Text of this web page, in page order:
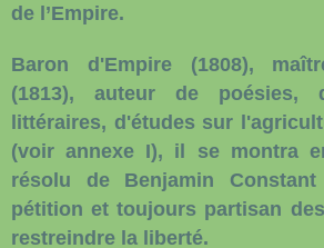
de l’Empire.
Baron d'Empire (1808),
(1813), auteur de poésies,
littéraires, d'études sur
(voir annexe I), il se montra
résolu de Benjamin
pétition et toujours partisan
restreindre la liberté.